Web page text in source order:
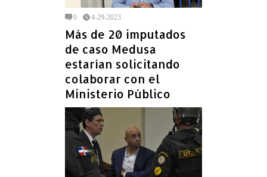
0 4-29-2023
Más de 20 imputados
de caso Medusa
estarían solicitando
colaborar con el
Ministerio Público